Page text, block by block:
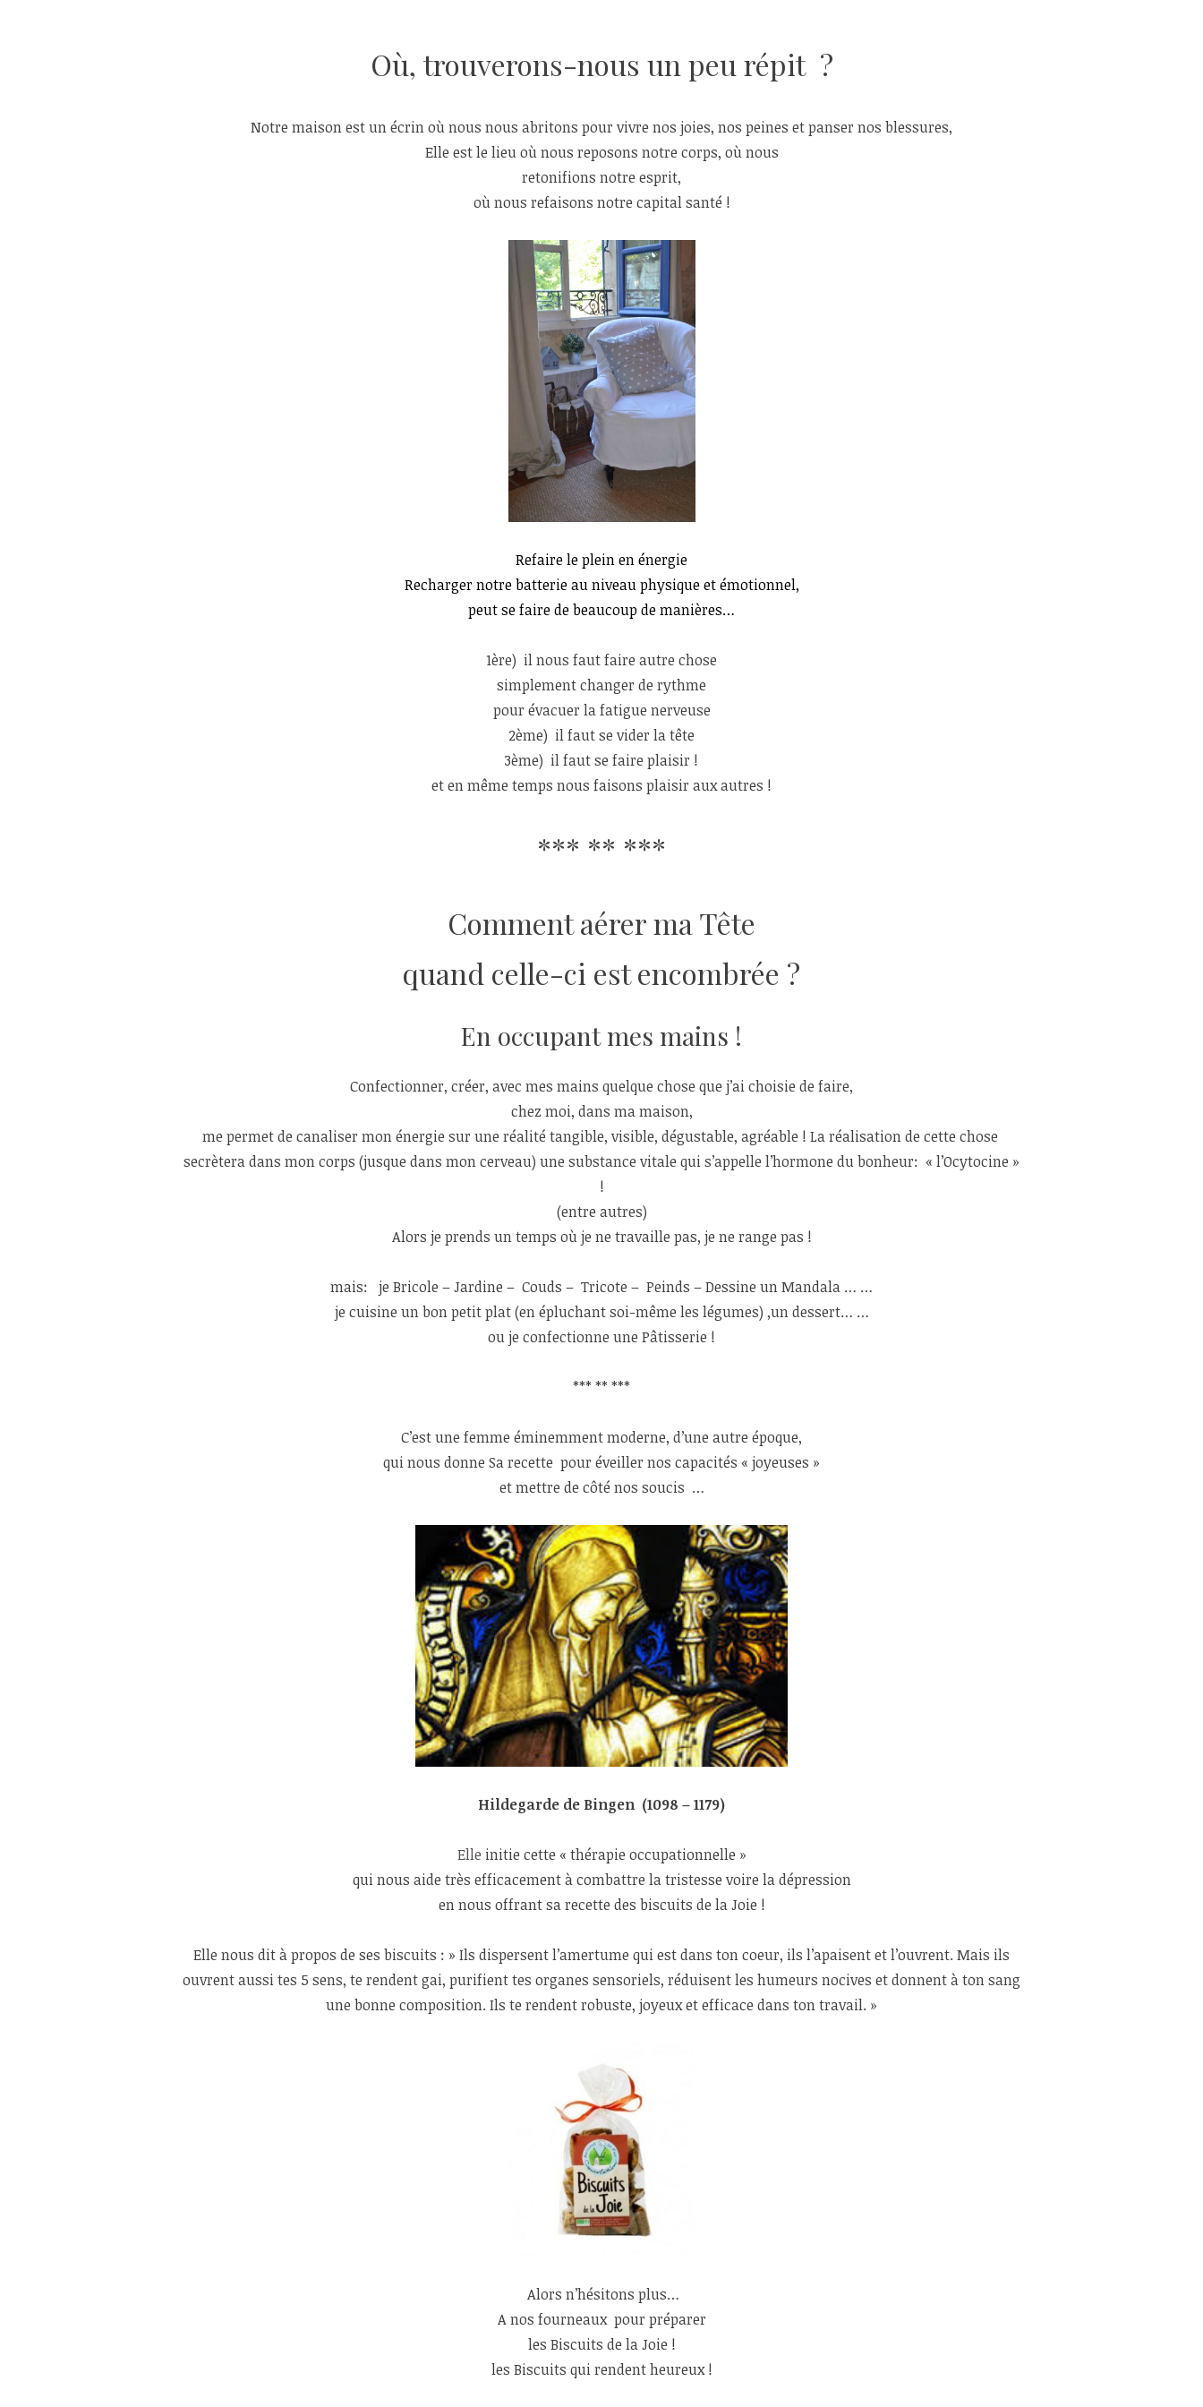
Où, trouverons-nous un peu répit ?
Notre maison est un écrin où nous nous abritons pour vivre nos joies, nos peines et panser nos blessures,
Elle est le lieu où nous reposons notre corps, où nous
retonifions notre esprit,
où nous refaisons notre capital santé !
Refaire le plein en énergie
Recharger notre batterie au niveau physique et émotionnel,
peut se faire de beaucoup de manières…
1ère) il nous faut faire autre chose
simplement changer de rythme
pour évacuer la fatigue nerveuse
2ème) il faut se vider la tête
3ème) il faut se faire plaisir !
et en même temps nous faisons plaisir aux autres !
*** ** ***
Comment aérer ma Tête
quand celle-ci est encombrée ?
En occupant mes mains !
Confectionner, créer, avec mes mains quelque chose que j’ai choisie de faire,
chez moi, dans ma maison,
me permet de canaliser mon énergie sur une réalité tangible, visible, dégustable, agréable ! La réalisation de cette chose
secrètera dans mon corps (jusque dans mon cerveau) une substance vitale qui s’appelle l’hormone du bonheur: « l’Ocytocine »
!
(entre autres)
Alors je prends un temps où je ne travaille pas, je ne range pas !
mais: je Bricole – Jardine – Couds – Tricote – Peinds – Dessine un Mandala … …
je cuisine un bon petit plat (en épluchant soi-même les légumes) ,un dessert… …
ou je confectionne une Pâtisserie !
*** ** ***
C’est une femme éminemment moderne, d’une autre époque,
qui nous donne Sa recette pour éveiller nos capacités « joyeuses »
et mettre de côté nos soucis …
Hildegarde de Bingen (1098 – 1179)
Elle initie cette « thérapie occupationnelle »
qui nous aide très efficacement à combattre la tristesse voire la dépression
en nous offrant sa recette des biscuits de la Joie !
Elle nous dit à propos de ses biscuits : » Ils dispersent l’amertume qui est dans ton coeur, ils l’apaisent et l’ouvrent. Mais ils
ouvrent aussi tes 5 sens, te rendent gai, purifient tes organes sensoriels, réduisent les humeurs nocives et donnent à ton sang
une bonne composition. Ils te rendent robuste, joyeux et efficace dans ton travail. »
Alors n’hésitons plus…
A nos fourneaux pour préparer
les Biscuits de la Joie !
les Biscuits qui rendent heureux !